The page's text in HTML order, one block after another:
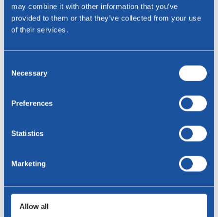
may combine it with other information that you’ve
provided to them or that they’ve collected from your use
of their services.
Selection
Necessary
Preferences
Statistics
Marketing
Allow all
Botschaft
Senden
Epoxidfarben: anodisches Braun,